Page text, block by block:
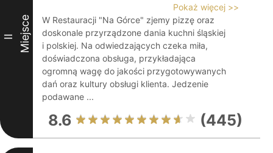
II Miejsce
Pokaż więcej >>
W Restauracji "Na Górce" zjemy pizzę oraz
doskonale przyrządzone dania kuchni śląskiej
i polskiej. Na odwiedzających czeka miła,
doświadczona obsługa, przykładająca
ogromną wagę do jakości przygotowywanych
dań oraz kultury obsługi klienta. Jedzenie
podawane ...
8.6 (445)